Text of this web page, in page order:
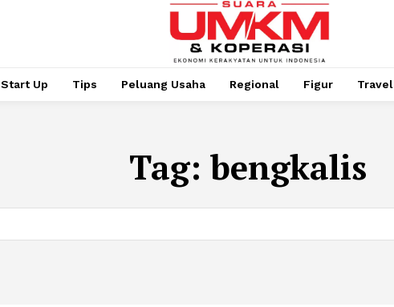
Start Up Tips Peluang Usaha Regional Figur Travel
Tag: bengkalis